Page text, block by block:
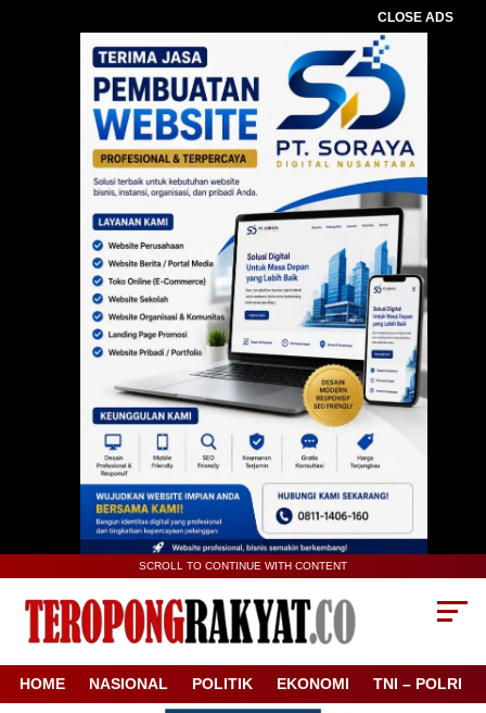
CLOSE ADS
SCROLL TO CONTINUE WITH CONTENT
HOME NASIONAL POLITIK EKONOMI TNI – POLRI